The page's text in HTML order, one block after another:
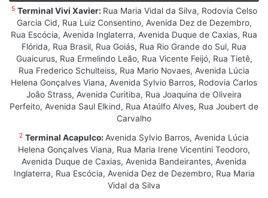
5 Terminal Vivi Xavier: Rua Maria Vidal da Silva, Rodovia Celso
Garcia Cid, Rua Luiz Consentino, Avenida Dez de Dezembro,
Rua Escócia, Avenida Inglaterra, Avenida Duque de Caxias, Rua
Flórida, Rua Brasil, Rua Goiás, Rua Rio Grande do Sul, Rua
Guaicurus, Rua Ermelindo Leão, Rua Vicente Feijó, Rua Tietê,
Rua Frederico Schulteiss, Rua Mario Novaes, Avenida Lúcia
Helena Gonçalves Viana, Avenida Sylvio Barros, Rodovia Carlos
João Strass, Avenida Curitiba, Rua Joaquina de Oliveira
Perfeito, Avenida Saul Elkind, Rua Ataúlfo Alves, Rua Joubert de
Carvalho
2 Terminal Acapulco: Avenida Sylvio Barros, Avenida Lúcia
Helena Gonçalves Viana, Rua Maria Irene Vicentini Teodoro,
Avenida Duque de Caxias, Avenida Bandeirantes, Avenida
Inglaterra, Rua Escócia, Avenida Dez de Dezembro, Rua Maria
Vidal da Silva